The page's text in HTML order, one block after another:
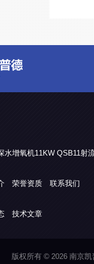
水增氧机11KW QSB11射
荣誉资质 联系我们
技术文章
版权所有 © 2026 南京